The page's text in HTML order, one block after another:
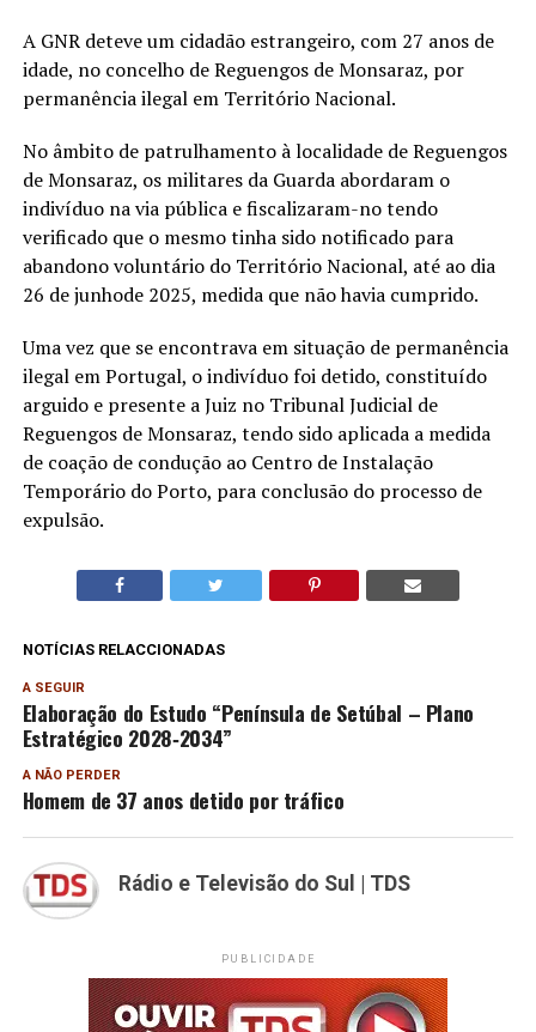
A GNR deteve um cidadão estrangeiro, com 27 anos de
idade, no concelho de Reguengos de Monsaraz, por
permanência ilegal em Território Nacional.
No âmbito de patrulhamento à localidade de Reguengos
de Monsaraz, os militares da Guarda abordaram o
indivíduo na via pública e fiscalizaram-no tendo
verificado que o mesmo tinha sido notificado para
abandono voluntário do Território Nacional, até ao dia
26 de junhode 2025, medida que não havia cumprido.
Uma vez que se encontrava em situação de permanência
ilegal em Portugal, o indivíduo foi detido, constituído
arguido e presente a Juiz no Tribunal Judicial de
Reguengos de Monsaraz, tendo sido aplicada a medida
de coação de condução ao Centro de Instalação
Temporário do Porto, para conclusão do processo de
expulsão.
NOTÍCIAS RELACCIONADAS
A SEGUIR
Elaboração do Estudo “Península de Setúbal – Plano
Estratégico 2028‐2034”
A NÃO PERDER
Homem de 37 anos detido por tráfico
Rádio e Televisão do Sul | TDS
PUBLICIDADE